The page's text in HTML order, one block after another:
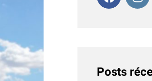
Posts